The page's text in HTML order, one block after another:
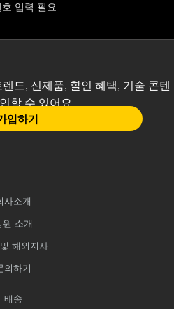
입력 필요
드, 신제품, 할인 혜택, 기술 콘텐
할 수 있어요
입하기
사소개
원 소개
해외지사
의하기
배송